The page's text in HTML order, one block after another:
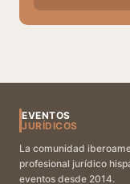
EVENTOS
JURÍDICOS
La comunidad
profesional jurídico
eventos desde 2014.